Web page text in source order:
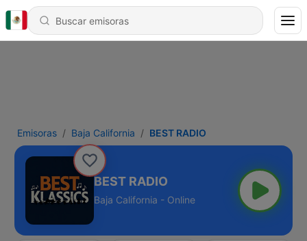
Emisoras Baja California BEST RADIO
BEST RADIO
Baja California - Online